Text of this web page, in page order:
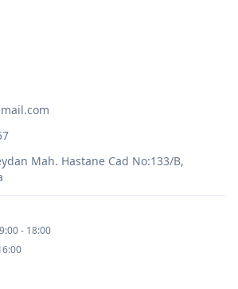
Mah. Hastane Cad No:133/B,
- 18:00